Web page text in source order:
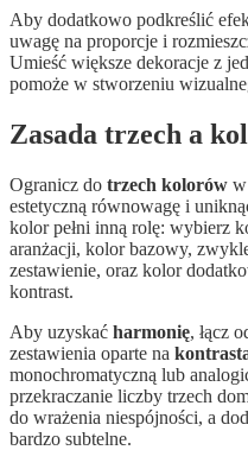
Aby dodatkowo podkreślić
uwagę na proporcje i
Umieść większe dekoracje z
pomoże w stworzeniu
Zasada trzech a
Ogranicz do trzech kolorów
estetyczną równowagę i
kolor pełni inną rolę: wybierz
aranżacji, kolor bazowy,
zestawienie, oraz kolor
kontrast.
Aby uzyskać harmonię, łącz
zestawienia oparte na
monochromatyczną lub
przekraczanie liczby trzech
do wrażenia niespójności, a
bardzo subtelne.